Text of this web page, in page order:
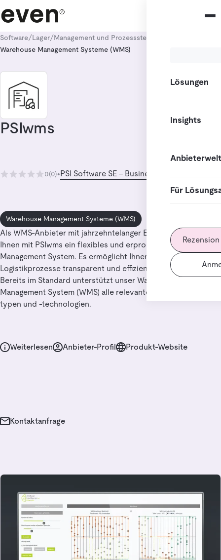
Lösungen
Insights
Anbieterwelt
Für
Software/Lager/Management und Prozesssteuerung
Warehouse Management Systeme (WMS)
PSIwms
0(0)•PSI Software SE - Business Unit Logistics
Warehouse Management Systeme (WMS)
Als WMS-Anbieter mit jahrzehntelanger Erfahrung bieten wir
Ihnen mit PSIwms ein flexibles und erprobtes Warehouse
Management System. Es ermöglicht Ihnen, Ihre Lager- und
Logistikprozesse transparent und effizient zu gestalten.
Bereits im Standard unterstützt unser Warehouse
Management System (WMS) alle relevanten Lagerformen, -
typen und -technologien.
Weiterlesen Anbieter-Profil Produkt-Website
Kontaktanfrage